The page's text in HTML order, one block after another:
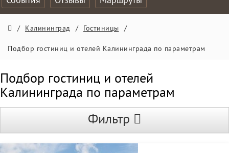
/ Калининград / Гостиницы /
Подбор гостиниц и отелей Калининграда по параметрам
Подбор гостиниц и отелей
Калининграда по параметрам
Фильтр